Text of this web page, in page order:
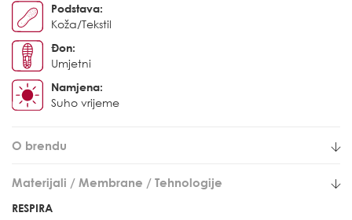
Podstava:
Koža/Tekstil
Đon:
Umjetni
Namjena:
Suho vrijeme
O brendu
Materijali / Membrane / Tehnologije
RESPIRA